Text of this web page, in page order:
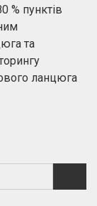
% пунктів
та
ланцюга